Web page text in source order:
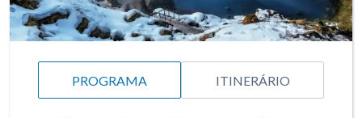
PROGRAMA ITINERÁRIO